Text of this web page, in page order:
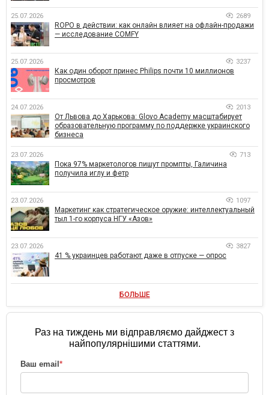
25.07.2026 2689
ROPO в действии: как онлайн влияет на офлайн-продажи
— исследование COMFY
25.07.2026 3237
Как один оборот принес Philips почти 10 миллионов
просмотров
24.07.2026 2013
От Львова до Харькова: Glovo Academy масштабирует
образовательную программу по поддержке украинского
бизнеса
23.07.2026 713
Пока 97% маркетологов пишут промпты, Галичина
получила иглу и фетр
23.07.2026 1097
Маркетинг как стратегическое оружие: интеллектуальный
тыл 1-го корпуса НГУ «Азов»
23.07.2026 3827
41 % украинцев работают даже в отпуске — опрос
БОЛЬШЕ
Раз на тиждень ми відправляємо дайджест з
найпопулярнішими статтями.
Ваш email *